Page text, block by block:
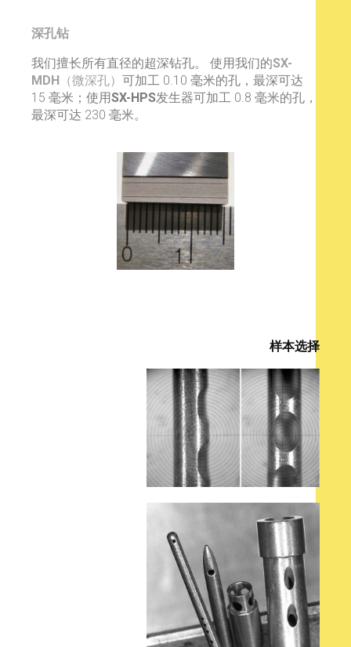
深孔钻
我们擅长所有直径的超深钻孔。 使用我们的SX-
MDH
（微深孔） 可加工 0.10 毫米的孔，最深可达
15 毫米；使用SX-HPS发生器可加工 0.8 毫米的孔，
最深可达 230 毫米。
样本选择